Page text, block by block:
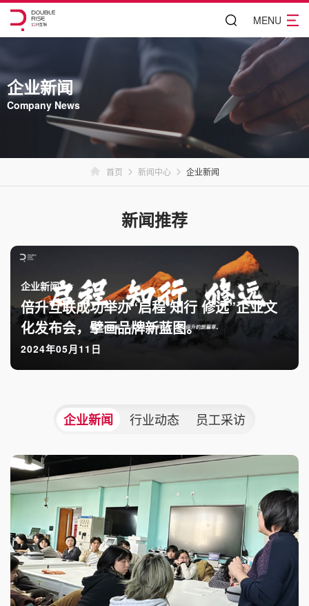
MENU
企业新闻
Company News
首页 新闻中心 企业新闻
新闻推荐
企业新闻
倍升互联成功举办“启程 知行 修远”企业文
化发布会，擘画品牌新蓝图。
2024年05月11日
企业新闻 行业动态 员工采访